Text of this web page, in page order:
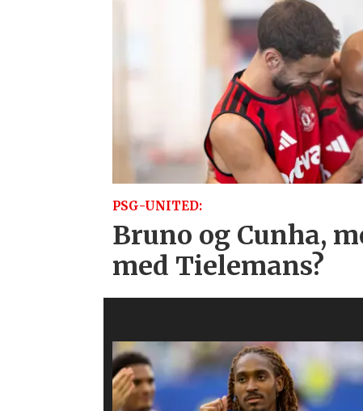
PSG-UNITED:
Bruno og Cunha,
med Tielemans?